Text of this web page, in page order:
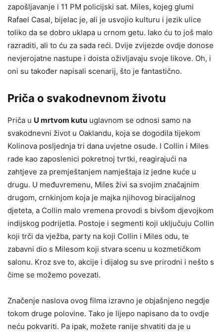
zapošljavanje i 11 PM policijski sat. Miles, kojeg glumi
Rafael Casal, bijelac je, ali je usvojio kulturu i jezik ulice
toliko da se dobro uklapa u crnom getu. Iako ću to još malo
razraditi, ali to ću za sada reći. Dvije zvijezde ovdje donose
nevjerojatne nastupe i doista oživljavaju svoje likove. Oh, i
oni su također napisali scenarij, što je fantastično.
Priča o svakodnevnom životu
Priča u U mrtvom kutu uglavnom se odnosi samo na
svakodnevni život u Oaklandu, koja se dogodila tijekom
Kolinova posljednja tri dana uvjetne osude. I Collin i Miles
rade kao zaposlenici pokretnoj tvrtki, reagirajući na
zahtjeve za premještanjem namještaja iz jedne kuće u
drugu. U međuvremenu, Miles živi sa svojim značajnim
drugom, crnkinjom koja je majka njihovog biracijalnog
djeteta, a Collin malo vremena provodi s bivšom djevojkom
indijskog podrijetla. Postoje i segmenti koji uključuju Collin
koji trči da vježba, party na koji Collin i Miles odu, te
zabavni dio s Milesom koji stvara scenu u kozmetičkom
salonu. Kroz sve to, akcije i dijalog su sve prirodni i nešto s
čime se možemo povezati.
Značenje naslova ovog filma izravno je objašnjeno negdje
tokom druge polovine. Tako je lijepo napisano da to ovdje
neću pokvariti. Pa ipak, možete ranije shvatiti da je u